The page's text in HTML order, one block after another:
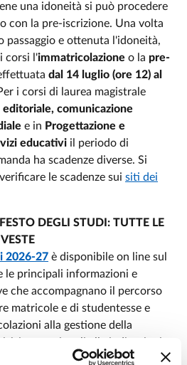
una idoneità si può procedere
con la pre-iscrizione. Una volta
e ottenuta l'idoneità,
corsi l'immatricolazione o la pre-
dal 14 luglio (ore 12) al
i corsi di laurea magistrale
comunicazione
e in Progettazione e
educativi il periodo di
ha scadenze diverse. Si
le scadenze sui siti dei
DEGLI STUDI: TUTTE LE
2026-27 è disponibile on line sul
le principali informazioni e
che accompagnano il percorso
matricole e di studentesse e
alla gestione della
di pagamento.